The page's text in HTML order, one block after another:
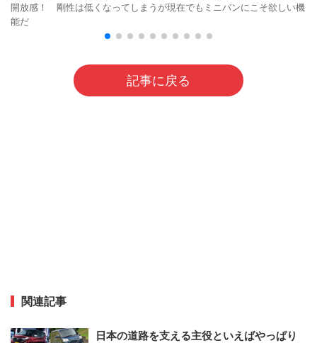
開放感！ 剛性は低くなってしまうが現在でもミニバンにこそ欲しい機
能だ
記事に戻る
関連記事
日本の道路を支える主役といえばやっぱり